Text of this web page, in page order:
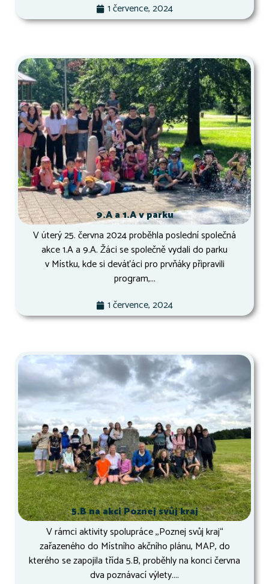
1 července, 2024
9.A a 1.A v parku
V úterý 25. června 2024 proběhla poslední společná
akce 1.A a 9.A. Žáci se společně vydali do parku
v Místku, kde si deváťáci pro prvňáky připravili
program,...
1 července, 2024
5.B na akci Poznej svůj kraj
V rámci aktivity spolupráce ,,Poznej svůj kraj“
zařazeného do Místního akčního plánu, MAP, do
kterého se zapojila třída 5.B, proběhly na konci června
dva poznávací výlety....